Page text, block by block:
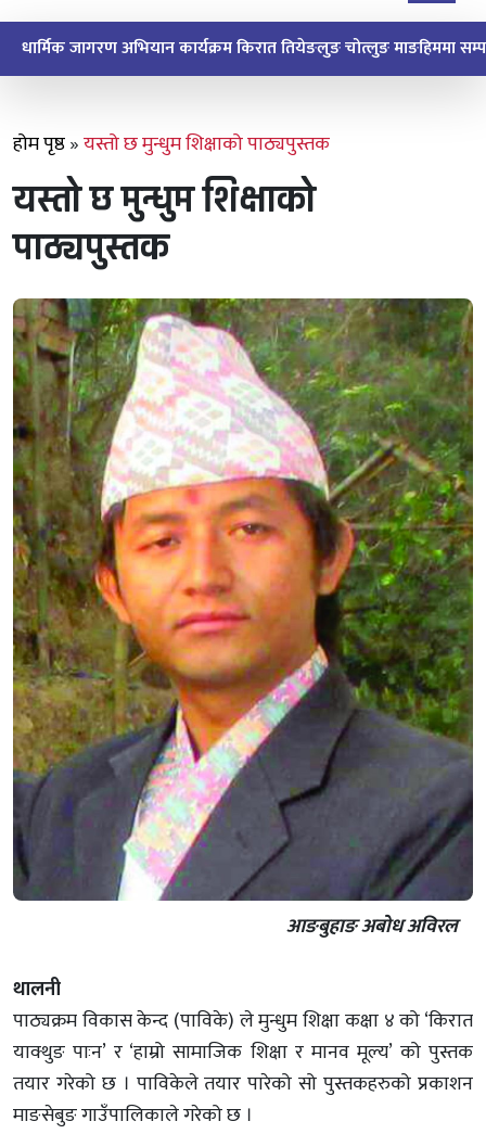
धार्मिक जागरण अभियान कार्यक्रम किरात तियेङलुङ चोत्लुङ माङहिममा
होम पृष्ठ»यस्तो छ मुन्धुम शिक्षाको पाठ्यपुस्तक
यस्तो छ मुन्धुम शिक्षाको
पाठ्यपुस्तक
आङबुहाङ अबोध अविरल
थालनी
पाठ्यक्रम विकास केन्द (पाविके) ले मुन्धुम शिक्षा कक्षा ४ को ‘किरात
याक्थुङ पाःन’ र ‘हाम्रो सामाजिक शिक्षा र मानव मूल्य’ को पुस्तक
तयार गरेको छ । पाविकेले तयार पारेको सो पुस्तकहरुको प्रकाशन
माङसेबुङ गाउँपालिकाले गरेको छ ।